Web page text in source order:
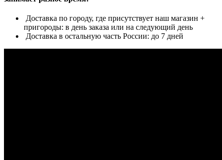
Доставка по городу, где присутствует наш магазин +
пригороды: в день заказа или на следующий день
Доставка в остальную часть России: до 7 дней